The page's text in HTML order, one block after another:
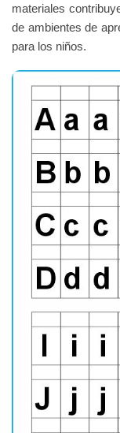
materiales
de ambientes de
para los niños.